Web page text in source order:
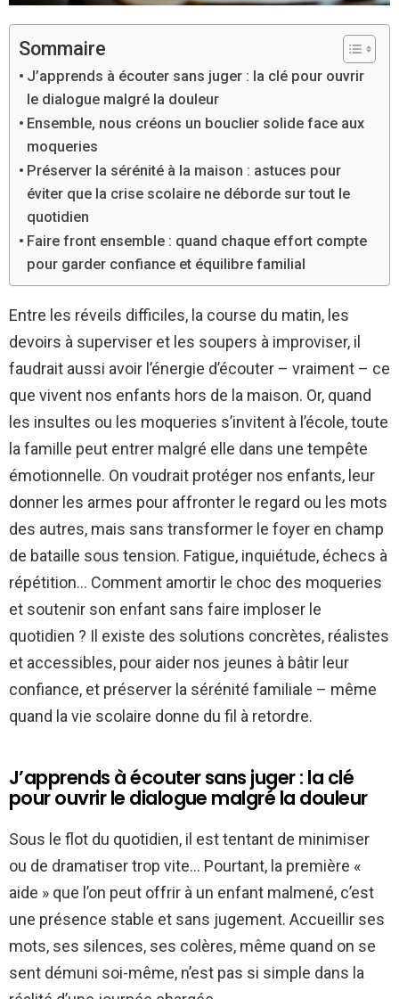
Sommaire
J’apprends à écouter sans juger : la clé pour ouvrir
le dialogue malgré la douleur
Ensemble, nous créons un bouclier solide face aux
moqueries
Préserver la sérénité à la maison : astuces pour
éviter que la crise scolaire ne déborde sur tout le
quotidien
Faire front ensemble : quand chaque effort compte
pour garder confiance et équilibre familial
Entre les réveils difficiles, la course du matin, les
devoirs à superviser et les soupers à improviser, il
faudrait aussi avoir l’énergie d’écouter – vraiment – ce
que vivent nos enfants hors de la maison. Or, quand
les insultes ou les moqueries s’invitent à l’école, toute
la famille peut entrer malgré elle dans une tempête
émotionnelle. On voudrait protéger nos enfants, leur
donner les armes pour affronter le regard ou les mots
des autres, mais sans transformer le foyer en champ
de bataille sous tension. Fatigue, inquiétude, échecs à
répétition… Comment amortir le choc des moqueries
et soutenir son enfant sans faire imploser le
quotidien ? Il existe des solutions concrètes, réalistes
et accessibles, pour aider nos jeunes à bâtir leur
confiance, et préserver la sérénité familiale – même
quand la vie scolaire donne du fil à retordre.
J’apprends à écouter sans juger : la clé
pour ouvrir le dialogue malgré la douleur
Sous le flot du quotidien, il est tentant de minimiser
ou de dramatiser trop vite… Pourtant, la première «
aide » que l’on peut offrir à un enfant malmené, c’est
une présence stable et sans jugement. Accueillir ses
mots, ses silences, ses colères, même quand on se
sent démuni soi-même, n’est pas si simple dans la